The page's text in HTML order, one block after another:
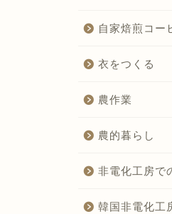
自家焙煎コー
衣をつくる
農作業
農的暮らし
非電化工房で
韓国非電化工